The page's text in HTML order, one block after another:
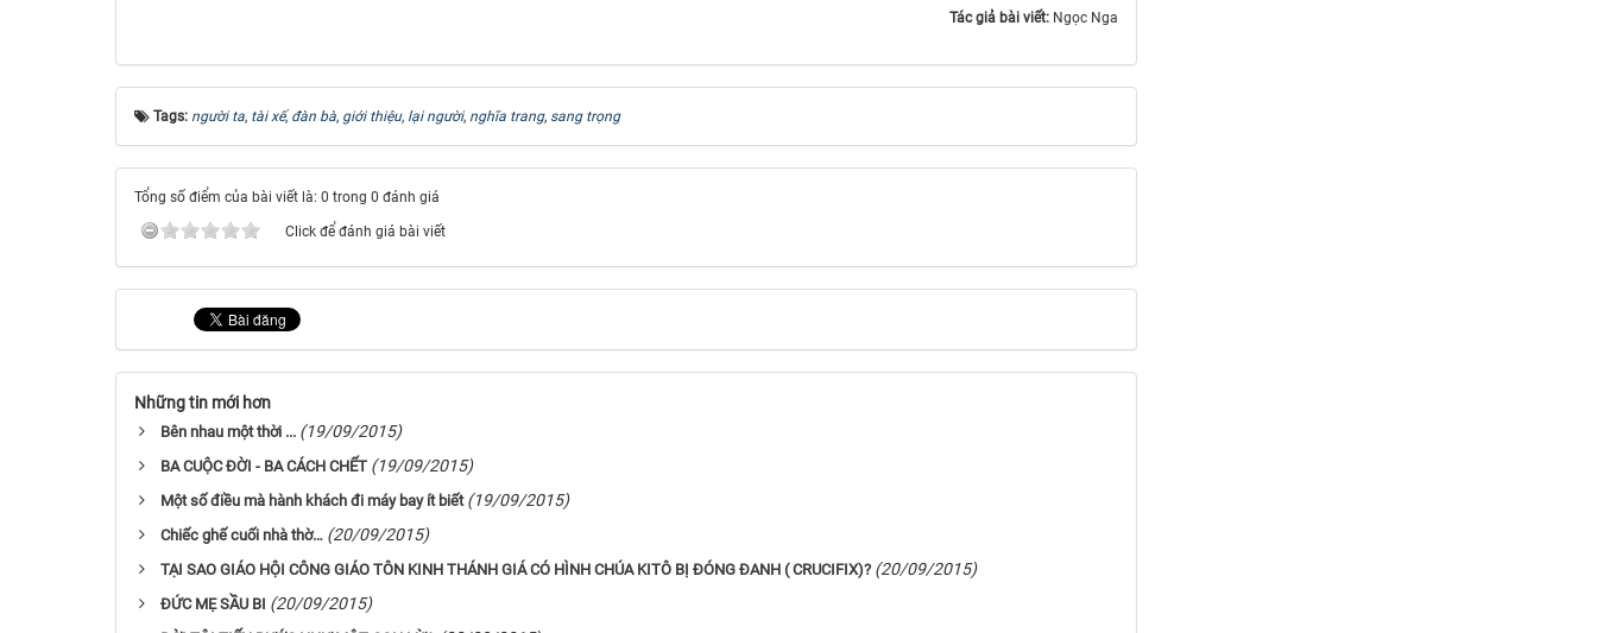
Tác giả bài viết: Ngọc Nga
Tags: người ta, tài xế, đàn bà, giới thiệu, lại người, nghĩa trang, sang trọng
Tổng số điểm của bài viết là: 0 trong 0 đánh giá
Click để đánh giá bài viết
Những tin mới hơn
Bên nhau một thời ... (19/09/2015)
BA CUỘC ĐỜI - BA CÁCH CHẾT (19/09/2015)
Một số điều mà hành khách đi máy bay ít biết (19/09/2015)
Chiếc ghế cuối nhà thờ… (20/09/2015)
TẠI SAO GIÁO HỘI CÔNG GIÁO TÔN KINH THÁNH GIÁ CÓ HÌNH CHÚA KITÔ BỊ ĐÓNG ĐANH ( CRUCIFIX)? (20/09/2015)
ĐỨC MẸ SẦU BI (20/09/2015)